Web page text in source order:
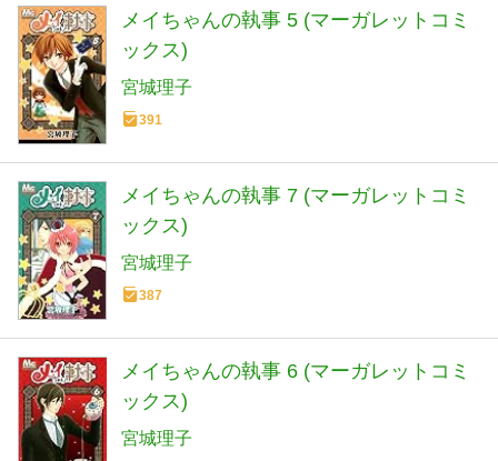
メイちゃんの執事 5 (マーガレットコミ
ックス)
宮城理子
391
メイちゃんの執事 7 (マーガレットコミ
ックス)
宮城理子
387
メイちゃんの執事 6 (マーガレットコミ
ックス)
宮城理子